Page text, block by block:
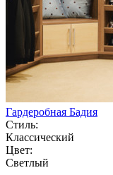
Гардеробная Бадия
Стиль:
Классический
Цвет:
Светлый